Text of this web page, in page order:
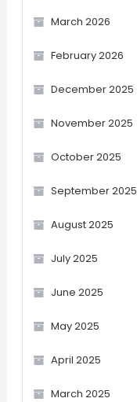
March 2026
February 2026
December 2025
November 2025
October 2025
September 2025
August 2025
July 2025
June 2025
May 2025
April 2025
March 2025